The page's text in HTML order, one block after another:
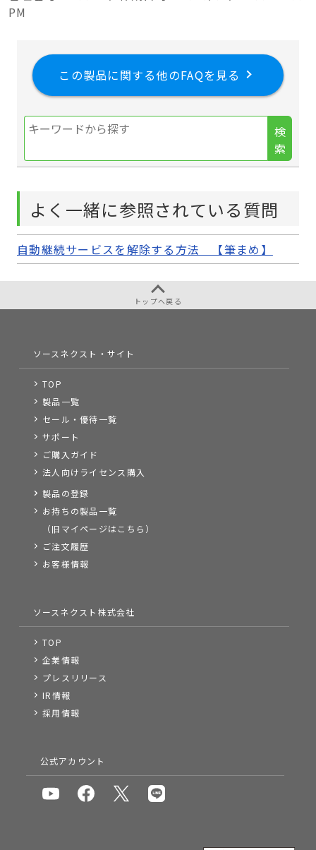
PM
この製品に関する他のFAQを見る
検
索
よく一緒に参照されている質問
自動継続サービスを解除する方法 【筆まめ】
トップへ戻る
ソースネクスト・サイト
TOP
製品一覧
セール・優待一覧
サポート
ご購入ガイド
法人向けライセンス購入
製品の登録
お持ちの製品一覧
（旧マイページはこちら）
ご注文履歴
お客様情報
ソースネクスト株式会社
TOP
企業情報
プレスリリース
IR情報
採用情報
公式アカウント